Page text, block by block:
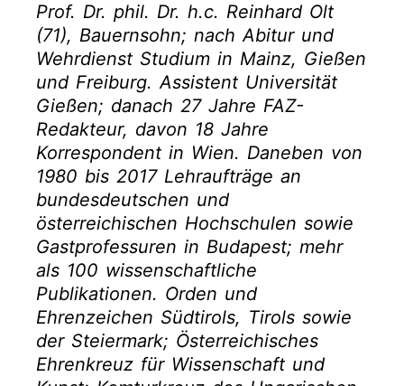
Prof. Dr. phil. Dr. h.c. Reinhard Olt
(71), Bauernsohn; nach Abitur und
Wehrdienst Studium in Mainz, Gießen
und Freiburg. Assistent Universität
Gießen; danach 27 Jahre FAZ-
Redakteur, davon 18 Jahre
Korrespondent in Wien. Daneben von
1980 bis 2017 Lehraufträge an
bundesdeutschen und
österreichischen Hochschulen sowie
Gastprofessuren in Budapest; mehr
als 100 wissenschaftliche
Publikationen. Orden und
Ehrenzeichen Südtirols, Tirols sowie
der Steiermark; Österreichisches
Ehrenkreuz für Wissenschaft und